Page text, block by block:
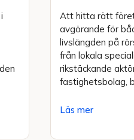
Att hitta rätt
avgörande för
livslängden på
från lokala
rikstäckande
fastighetsbolag,
Läs mer